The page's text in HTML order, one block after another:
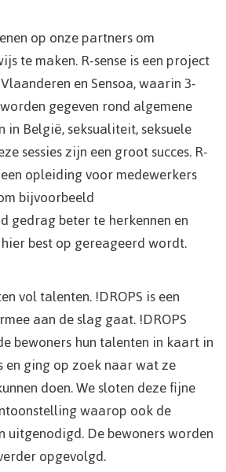
op onze partners om
te maken. R-sense is een project
en Sensoa, waarin 3-
gegeven rond algemene
in België, seksualiteit, seksuele
sessies zijn een groot succes. R-
opleiding voor medewerkers
bijvoorbeeld
gedrag beter te herkennen en
best op gereageerd wordt.
vol talenten. !DROPS is een
aan de slag gaat. !DROPS
bewoners hun talenten in kaart in
en ging op zoek naar wat ze
doen. We sloten deze fijne
waarop ook de
De bewoners worden
opgevolgd.